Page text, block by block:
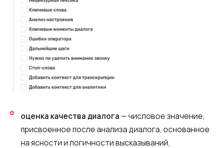
оценка качества диалога — числовое значение,
присвоенное после анализа диалога, основанное
на ясности и логичности высказываний,